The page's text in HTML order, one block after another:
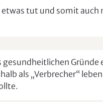
tut und somit auch
gesundheitlichen Gründe
als „Verbrecher“